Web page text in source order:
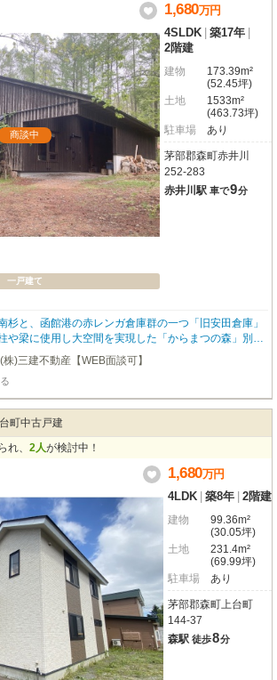
商談中
一戸建て
1,680万円
4SLDK 築17年
2階建
建物
173.39m²
(52.45坪)
土地
1533m²
(463.73坪)
駐車場
あり
茅部郡森町赤井川
252-283
赤井川駅 車で9分
杉と、函館港の赤レンガ倉庫群の一つ「旧安田倉庫」
や梁に使用し大空間を実現した「からまつの森」別荘
その圧倒的存在感の柱や梁は、是非ご自身の目でご覧
件です！薪ストーブと鉄筋コンクリート造ベタ基礎内
めますので、どこにいても暖かいオウチになっており
りと、間仕切壁の一部を鉄筋コンクリート製とし避難
兼ね備えた唯一無二のオウチですよ！床や建具なども
は珪藻土の塗り壁で湿度調整の機能性とデザイン性を
ッキングヒーターや水洗トイレなど先進的な技術設備
ますが、是非一度見ていただきたい物件です！他にも
大型物置にウッドデッキや天窓など、必見ポイント盛
内も可能ですのでお気軽にご相談下さい♬是非、お問
ます！★ピタットハウス函館店㈱三建不動産0138-54-
)三建不動産【WEB面談可】
町中古戸建
れ、 2人が検討中！
1,680万円
4LDK 築8年 2階建
建物
99.36m²
(30.05坪)
土地
231.4m²
(69.99坪)
駐車場
あり
茅部郡森町上台町
144-37
森駅 徒歩8分